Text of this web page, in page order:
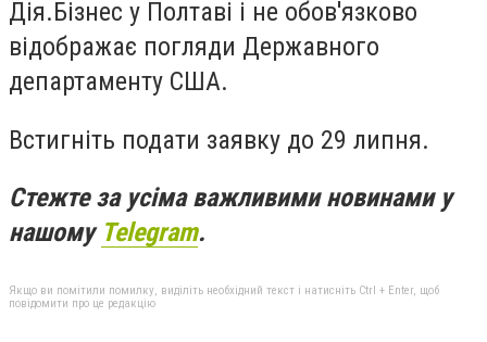
Дія.Бізнес у Полтаві і не обов'язково
відображає погляди Державного
департаменту США.
Встигніть подати заявку до 29 липня.
Стежте за усіма важливими новинами у
нашому Telegram.
Якщо ви помітили помилку, виділіть необхідний текст і натисніть Ctrl + Enter, щоб
повідомити про це редакцію